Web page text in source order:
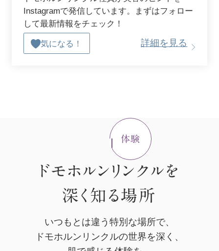
Instagramで発信しています。まずはフォロー
して最新情報をチェック！
気になる！ 詳細を見る
ドモホルンリンクルを
深く知る場所
いつもとは違う特別な場所で、
ドモホルンリンクルの世界を深く、